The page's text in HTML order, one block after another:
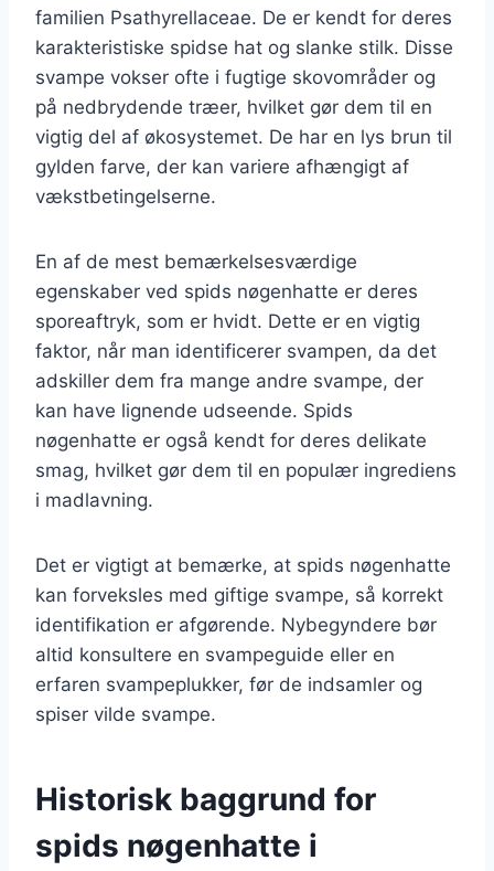
familien Psathyrellaceae. De er kendt for deres
karakteristiske spidse hat og slanke stilk. Disse
svampe vokser ofte i fugtige skovområder og
på nedbrydende træer, hvilket gør dem til en
vigtig del af økosystemet. De har en lys brun til
gylden farve, der kan variere afhængigt af
vækstbetingelserne.
En af de mest bemærkelsesværdige
egenskaber ved spids nøgenhatte er deres
sporeaftryk, som er hvidt. Dette er en vigtig
faktor, når man identificerer svampen, da det
adskiller dem fra mange andre svampe, der
kan have lignende udseende. Spids
nøgenhatte er også kendt for deres delikate
smag, hvilket gør dem til en populær ingrediens
i madlavning.
Det er vigtigt at bemærke, at spids nøgenhatte
kan forveksles med giftige svampe, så korrekt
identifikation er afgørende. Nybegyndere bør
altid konsultere en svampeguide eller en
erfaren svampeplukker, før de indsamler og
spiser vilde svampe.
Historisk baggrund for
spids nøgenhatte i